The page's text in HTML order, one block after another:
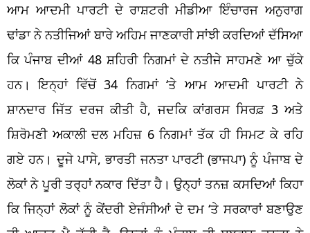
ਆਮ ਆਦਮੀ ਪਾਰਟੀ ਦੇ ਰਾਸ਼ਟਰੀ ਮੀਡੀਆ ਇੰਚਾਰਜ ਅਨੁਰਾਗ
ਢਾਂਡਾ ਨੇ ਨਤੀਜਿਆਂ ਬਾਰੇ ਅਹਿਮ ਜਾਣਕਾਰੀ ਸਾਂਝੀ ਕਰਦਿਆਂ ਦੱਸਿਆ
ਕਿ ਪੰਜਾਬ ਦੀਆਂ 48 ਸ਼ਹਿਰੀ ਨਿਗਮਾਂ ਦੇ ਨਤੀਜੇ ਸਾਹਮਣੇ ਆ ਚੁੱਕੇ
ਹਨ। ਇਨ੍ਹਾਂ ਵਿੱਚੋਂ 34 ਨਿਗਮਾਂ ‘ਤੇ ਆਮ ਆਦਮੀ ਪਾਰਟੀ ਨੇ
ਸ਼ਾਨਦਾਰ ਜਿੱਤ ਦਰਜ ਕੀਤੀ ਹੈ, ਜਦਕਿ ਕਾਂਗਰਸ ਸਿਰਫ਼ 3 ਅਤੇ
ਸ਼ਿਰੋਮਣੀ ਅਕਾਲੀ ਦਲ ਮਹਿਜ਼ 6 ਨਿਗਮਾਂ ਤੱਕ ਹੀ ਸਿਮਟ ਕੇ ਰਹਿ
ਗਏ ਹਨ। ਦੂਜੇ ਪਾਸੇ, ਭਾਰਤੀ ਜਨਤਾ ਪਾਰਟੀ (ਭਾਜਪਾ) ਨੂੰ ਪੰਜਾਬ ਦੇ
ਲੋਕਾਂ ਨੇ ਪੂਰੀ ਤਰ੍ਹਾਂ ਨਕਾਰ ਦਿੱਤਾ ਹੈ। ਉਨ੍ਹਾਂ ਤਨਜ਼ ਕਸਦਿਆਂ ਕਿਹਾ
ਕਿ ਜਿਨ੍ਹਾਂ ਲੋਕਾਂ ਨੂੰ ਕੇਂਦਰੀ ਏਜੰਸੀਆਂ ਦੇ ਦਮ ‘ਤੇ ਸਰਕਾਰਾਂ ਬਣਾਉਣ